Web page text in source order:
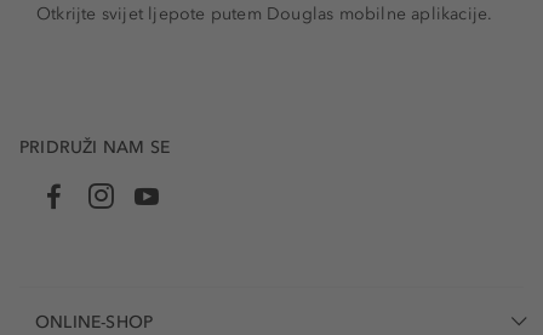
Otkrijte svijet ljepote putem Douglas mobilne aplikacije.
PRIDRUŽI NAM SE
ONLINE-SHOP